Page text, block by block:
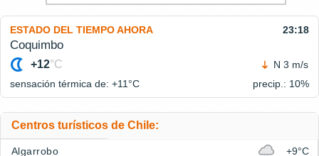
ESTADO DEL TIEMPO AHORA 23:18
Coquimbo
+12°C
N 3 m/s
sensación térmica de: +11°C precip.: 10%
Centros turísticos de Chile:
Algarrobo +9°C